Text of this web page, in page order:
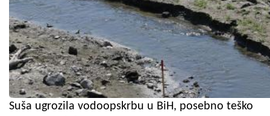
Suša ugrozila vodoopskrbu u BiH, posebno teško